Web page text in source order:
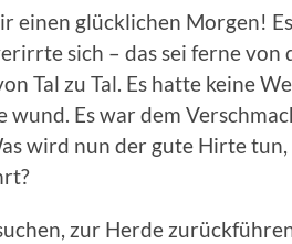
einen glücklichen Morgen!
sich – das sei ferne von
Tal zu Tal. Es hatte keine
wund. Es war dem
wird nun der gute Hirte
zur Herde